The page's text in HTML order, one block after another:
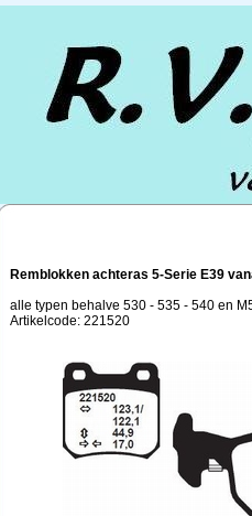
Remblokken achteras 5-Serie E39
alle typen behalve 530 - 535 - 540 en
Artikelcode: 221520